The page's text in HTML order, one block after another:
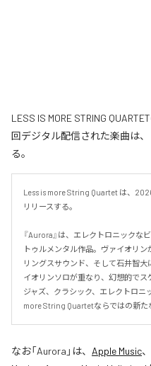
LESS IS MORE STRING
回デジタル配信された楽曲は、
る。
Less is more String Quartet は、
リリースする。
『Aurora』は、エレクトロニックな
トゥルメンタル作品。ヴァイオリ
リングスサウンド、そして石井智
イオリンソロが重なり、幻想的でス
ジャズ、クラシック、エレクトロニ
more String Quartetならではの新た
なお「Aurora 」は、 Apple Music、